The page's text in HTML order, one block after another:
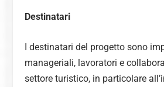
Destinatari
I destinatari del progetto sono
manageriali, lavoratori e
settore turistico, in particolare